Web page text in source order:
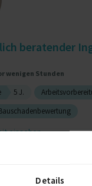
Details
beratender
wenigen Stunden
5 J.
einsehen